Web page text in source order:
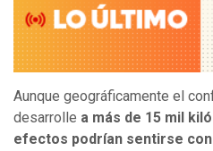
Aunque geográficamente el
desarrolle a más de 15 mil
efectos podrían sentirse